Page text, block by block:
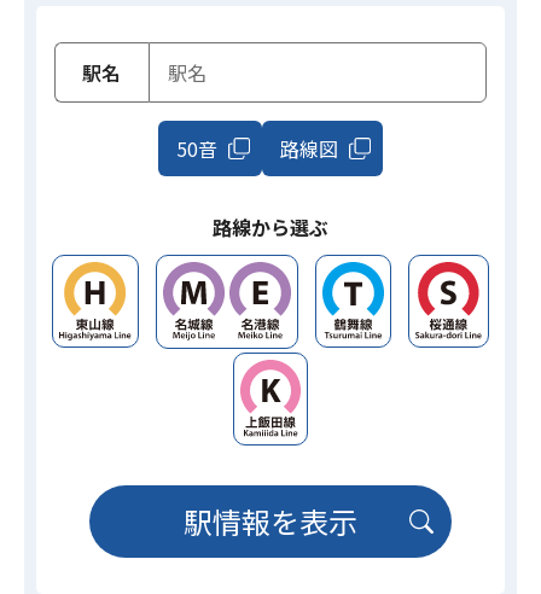
駅名
50音 路線図
路線から選ぶ
駅情報を表示